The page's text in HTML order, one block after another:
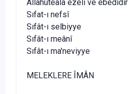
Allahüteâlâ ezelî ve ebedîdir
Sıfat-ı nefsî
Sıfât-ı selbiyye
Sıfât-ı meânî
Sıfât-ı ma'neviyye
MELEKLERE ÎMÂN